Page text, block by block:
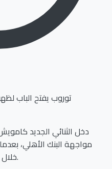
دخل الثنائي الجديد
مواجهة البنك الأهلي،
خلال الاستعدادات للجولة 17 من الدوري.